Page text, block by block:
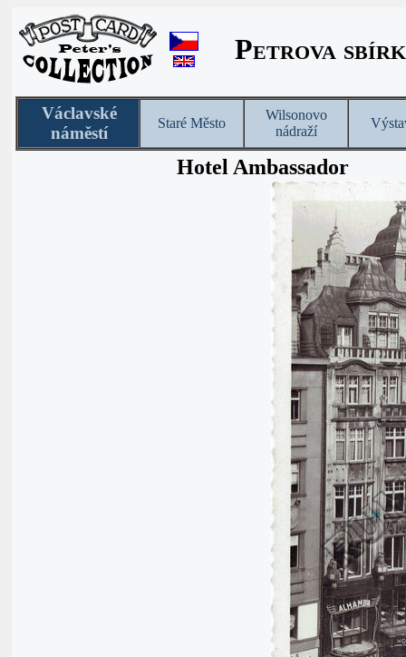
Petrova
Václavské
náměstí
Staré Město
Wilsonovo
nádraží
Hotel Ambassador